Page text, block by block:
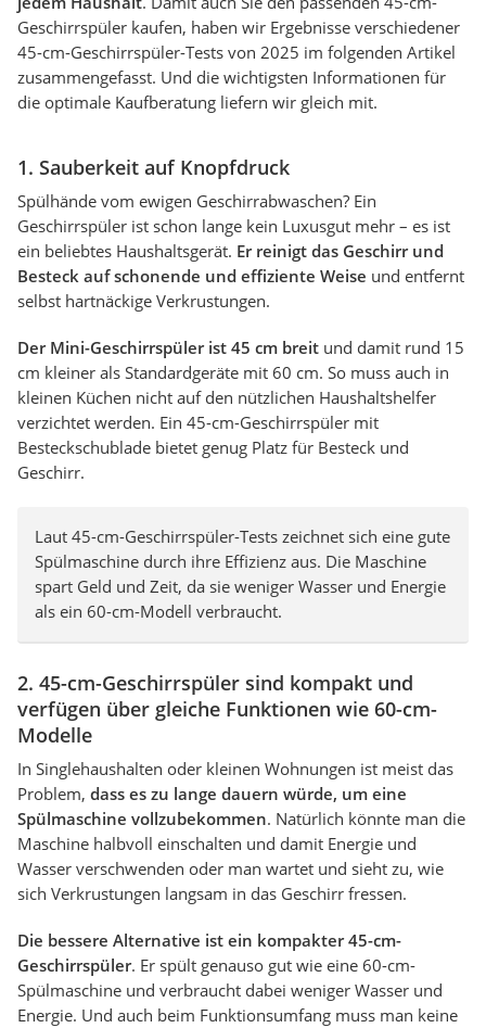
Geschirrspüler kaufen, haben wir Ergebnisse verschiedener
45-cm-Geschirrspüler-Tests von 2025 im folgenden Artikel
zusammengefasst. Und die wichtigsten Informationen für
die optimale Kaufberatung liefern wir gleich mit.
1. Sauberkeit auf Knopfdruck
Spülhände vom ewigen Geschirrabwaschen? Ein
Geschirrspüler ist schon lange kein Luxusgut mehr – es ist
ein beliebtes Haushaltsgerät. Er reinigt das Geschirr und
Besteck auf schonende und effiziente Weise und entfernt
selbst hartnäckige Verkrustungen.
Der Mini-Geschirrspüler ist 45 cm breit und damit rund 15
cm kleiner als Standardgeräte mit 60 cm. So muss auch in
kleinen Küchen nicht auf den nützlichen Haushaltshelfer
verzichtet werden. Ein 45-cm-Geschirrspüler mit
Besteckschublade bietet genug Platz für Besteck und
Geschirr.
Laut 45-cm-Geschirrspüler-Tests zeichnet sich eine gute
Spülmaschine durch ihre Effizienz aus. Die Maschine
spart Geld und Zeit, da sie weniger Wasser und Energie
als ein 60-cm-Modell verbraucht.
2. 45-cm-Geschirrspüler sind kompakt und
verfügen über gleiche Funktionen wie 60-cm-
Modelle
In Singlehaushalten oder kleinen Wohnungen ist meist das
Problem, dass es zu lange dauern würde, um eine
Spülmaschine vollzubekommen. Natürlich könnte man die
Maschine halbvoll einschalten und damit Energie und
Wasser verschwenden oder man wartet und sieht zu, wie
sich Verkrustungen langsam in das Geschirr fressen.
Die bessere Alternative ist ein kompakter 45-cm-
Geschirrspüler. Er spült genauso gut wie eine 60-cm-
Spülmaschine und verbraucht dabei weniger Wasser und
Energie. Und auch beim Funktionsumfang muss man keine